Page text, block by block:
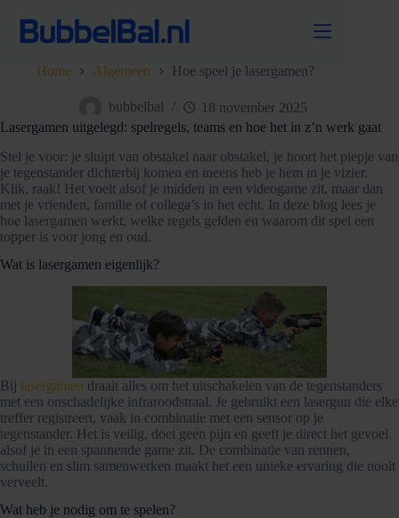
naar
Home
Algemeen Hoe speel je lasergamen?
bubbelbal
18 november 2025
Lasergamen uitgelegd: spelregels, teams en hoe het in z’n werk gaat
Stel je voor: je sluipt van obstakel naar obstakel, je hoort het piepje van
je tegenstander dichterbij komen en ineens heb je hem in je vizier.
Klik, raak! Het voelt alsof je midden in een videogame zit, maar dan
met je vrienden, familie of collega’s in het echt. In deze blog lees je
hoe lasergamen werkt, welke regels gelden en waarom dit spel een
topper is voor jong en oud.
Wat is lasergamen eigenlijk?
Bij lasergamen draait alles om het uitschakelen van de tegenstanders
met een onschadelijke infraroodstraal. Je gebruikt een lasergun die elke
treffer registreert, vaak in combinatie met een sensor op je
tegenstander. Het is veilig, doet geen pijn en geeft je direct het gevoel
alsof je in een spannende game zit. De combinatie van rennen,
schuilen en slim samenwerken maakt het een unieke ervaring die nooit
verveelt.
Wat heb je nodig om te spelen?